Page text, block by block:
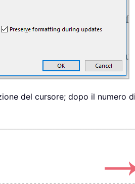
del cursore; dopo il numero